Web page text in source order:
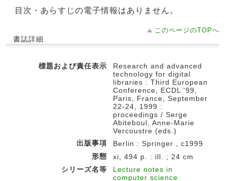
目次・あらすじの電子情報はありません。
このページのTOPへ
書誌詳細
標題および責任表示
Research and advanced
technology for digital
libraries : Third European
Conference, ECDL '99,
Paris, France, September
22-24, 1999 :
proceedings / Serge
Abiteboul, Anne-Marie
Vercoustre (eds.)
出版事項
Berlin : Springer , c1999
形態
xi, 494 p. : ill. ; 24 cm
シリーズ名等
Lecture notes in
computer science